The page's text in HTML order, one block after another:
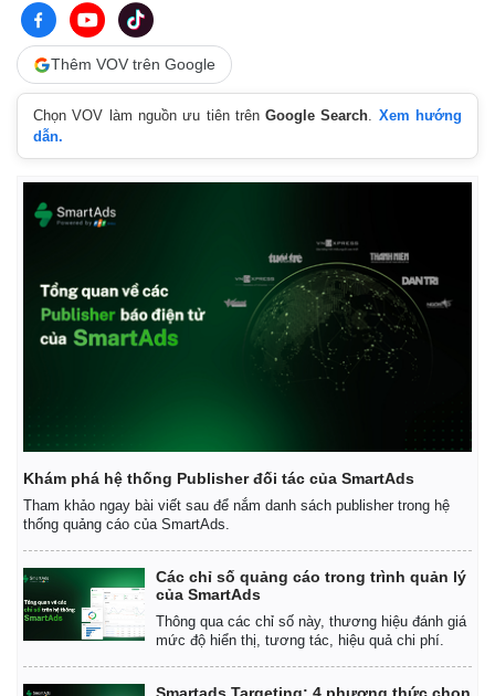
Kinh tế
Bất động sản
Khởi nghiệp
Thị trường
Giá vàng
Tỷ giá
Chứng khoán
Thêm VOV trên Google
Chọn VOV làm nguồn ưu tiên trênGoogle Search. Xem hướng
dẫn.
Khám phá hệ thống Publisher đối tác của SmartAds
Tham khảo ngay bài viết sau để nắm danh sách publisher trong hệ
thống quảng cáo của SmartAds.
Các chỉ số quảng cáo trong trình quản lý
của SmartAds
Thông qua các chỉ số này, thương hiệu đánh giá
mức độ hiển thị, tương tác, hiệu quả chi phí.
Smartads Targeting: 4 phương thức chọn